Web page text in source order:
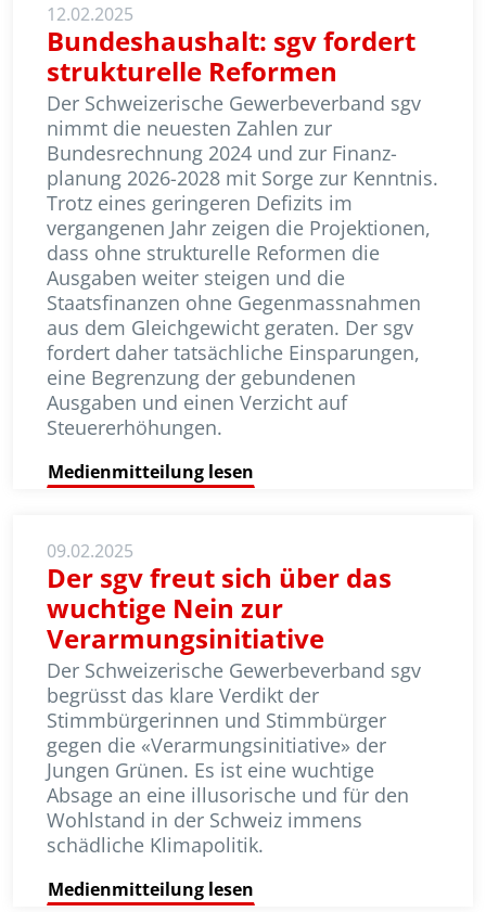
12.02.2025
Bundeshaushalt: sgv fordert
strukturelle Reformen
Der Schweizerische Gewerbeverband sgv
nimmt die neuesten Zahlen zur
Bundesrechnung 2024 und zur Finanz­
planung 2026-2028 mit Sorge zur Kenntnis.
Trotz eines geringeren Defizits im
vergangenen Jahr zeigen die Projektionen,
dass ohne strukturelle Reformen die
Ausgaben weiter steigen und die
Staatsfinanzen ohne Gegen­mass­nahmen
aus dem Gleichgewicht geraten. Der sgv
fordert daher tat­säch­liche Einsparungen,
eine Begrenzung der gebundenen
Ausgaben und einen Verzicht auf
Steuererhöhungen.
Medienmitteilung lesen
09.02.2025
Der sgv freut sich über das
wuchtige Nein zur
Verarmungsinitiative
Der Schweizerische Gewerbeverband sgv
begrüsst das klare Verdikt der
Stimmbürgerinnen und Stimmbürger
gegen die «Verarmungsinitiative» der
Jungen Grünen. Es ist eine wuchtige
Absage an eine illusorische und für den
Wohlstand in der Schweiz immens
schädliche Klimapolitik.
Medienmitteilung lesen